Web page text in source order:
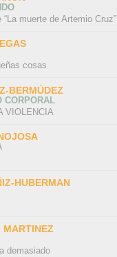
muerte de Artemio Cruz”
cosas
BERMÚDEZ
CORPORAL
VIOLENCIA
HUBERMAN
MARTINEZ
demasiado